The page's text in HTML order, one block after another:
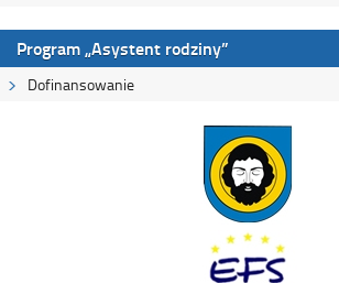
Program „Asystent rodziny”
Dofinansowanie